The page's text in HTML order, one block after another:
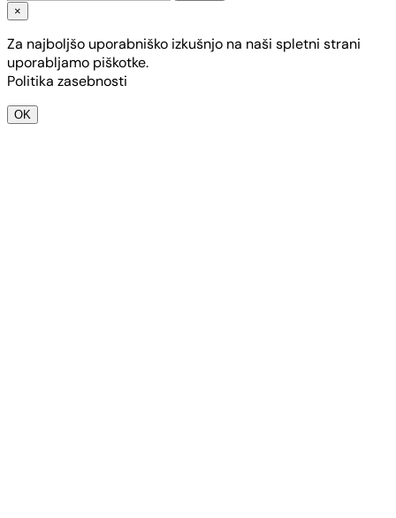
×
Za najboljšo uporabniško izkušnjo na naši spletni strani
uporabljamo piškotke.
Politika zasebnosti
OK